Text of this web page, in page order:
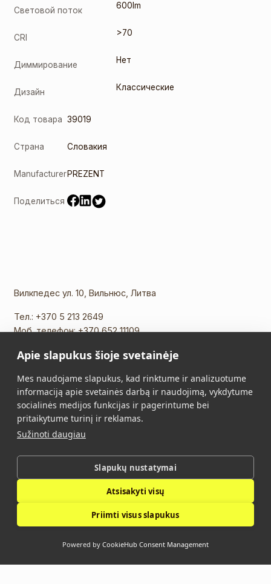
Световой поток 600lm
CRI >70
Диммирование Нет
Дизайн Классические
Код товара 39019
Страна Словакия
ManufacturerPREZENT
Поделиться
Вилкпедес ул. 10, Вильнюс, Литва
Тел.: +370 5 213 2649
Моб. телефон:+370 652 11109
О нас Контакты
Правила Покупки
Vidalis © 2026. Все права защищены.
Политика конфиденциальности
Apie slapukus šioje svetainėje
Mes naudojame slapukus, kad rinktume ir analizuotume
informaciją apie svetainės darbą ir naudojimą, vykdytume
socialinės medijos funkcijas ir pagerintume bei
pritaikytume turinį ir reklamas.
Sužinoti daugiau
Slapukų nustatymai
Atsisakyti visų
Priimti visus slapukus
Powered by CookieHub Consent Management